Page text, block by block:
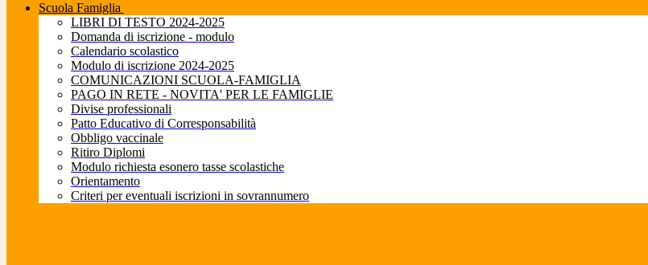
Scuola Famiglia
LIBRI DI TESTO 2024-2025
Domanda di iscrizione - modulo
Calendario scolastico
Modulo di iscrizione 2024-2025
COMUNICAZIONI SCUOLA-FAMIGLIA
PAGO IN RETE - NOVITA' PER LE FAMIGLIE
Divise professionali
Patto Educativo di Corresponsabilità
Obbligo vaccinale
Ritiro Diplomi
Modulo richiesta esonero tasse scolastiche
Orientamento
Criteri per eventuali iscrizioni in sovrannumero